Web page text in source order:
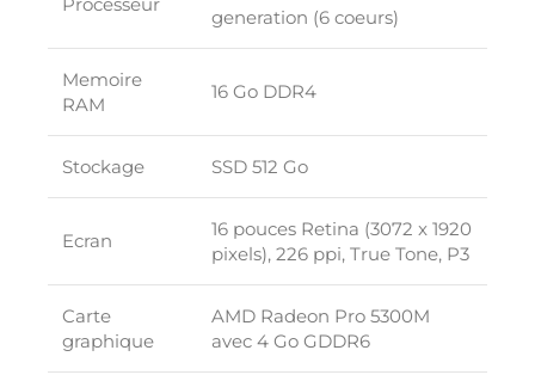
generation (6 coeurs)
Memoire
RAM
16 Go DDR4
Stockage SSD 512 Go
Ecran
16 pouces Retina (3072 x 1920
pixels), 226 ppi, True Tone, P3
Carte
graphique
AMD Radeon Pro 5300M
avec 4 Go GDDR6